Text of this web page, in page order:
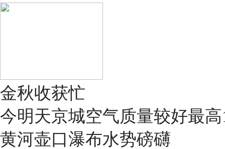
金秋收获忙
今明天京城空气质量较好最
黄河壶口瀑布水势磅礴